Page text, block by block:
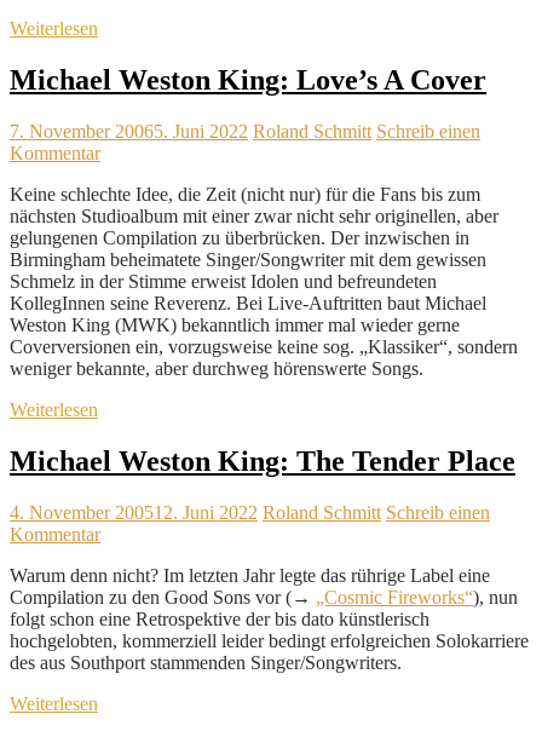
Weiterlesen
Michael Weston King: Love’s A Cover
7. November 20065. Juni 2022 Roland Schmitt Schreib einen
Kommentar
Keine schlechte Idee, die Zeit (nicht nur) für die Fans bis zum
nächsten Studioalbum mit einer zwar nicht sehr originellen, aber
gelungenen Compilation zu überbrücken. Der inzwischen in
Birmingham beheimatete Singer/Songwriter mit dem gewissen
Schmelz in der Stimme erweist Idolen und befreundeten
KollegInnen seine Reverenz. Bei Live-Auftritten baut Michael
Weston King (MWK) bekanntlich immer mal wieder gerne
Coverversionen ein, vorzugsweise keine sog. „Klassiker“, sondern
weniger bekannte, aber durchweg hörenswerte Songs.
Weiterlesen
Michael Weston King: The Tender Place
4. November 200512. Juni 2022 Roland Schmitt Schreib einen
Kommentar
Warum denn nicht? Im letzten Jahr legte das rührige Label eine
Compilation zu den Good Sons vor (→ „Cosmic Fireworks“), nun
folgt schon eine Retrospektive der bis dato künstlerisch
hochgelobten, kommerziell leider bedingt erfolgreichen Solokarriere
des aus Southport stammenden Singer/Songwriters.
Weiterlesen